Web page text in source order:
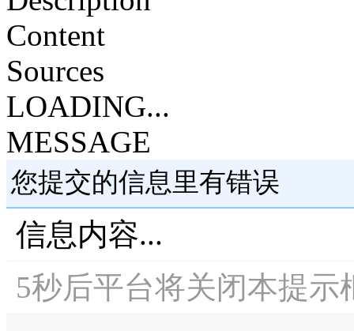
Content
Sources
LOADING...
MESSAGE
您提交的信息里有错误
信息内容...
5秒后平台将关闭本提示